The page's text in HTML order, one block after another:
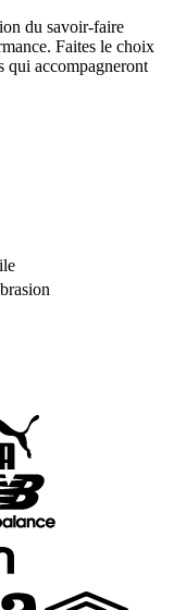
du savoir-faire
Faites le choix
qui accompagneront